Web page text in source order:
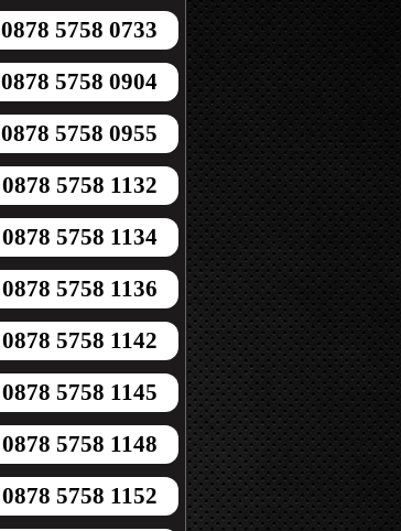
0878 5758 0733
0878 5758 0904
0878 5758 0955
0878 5758 1132
0878 5758 1134
0878 5758 1136
0878 5758 1142
0878 5758 1145
0878 5758 1148
0878 5758 1152